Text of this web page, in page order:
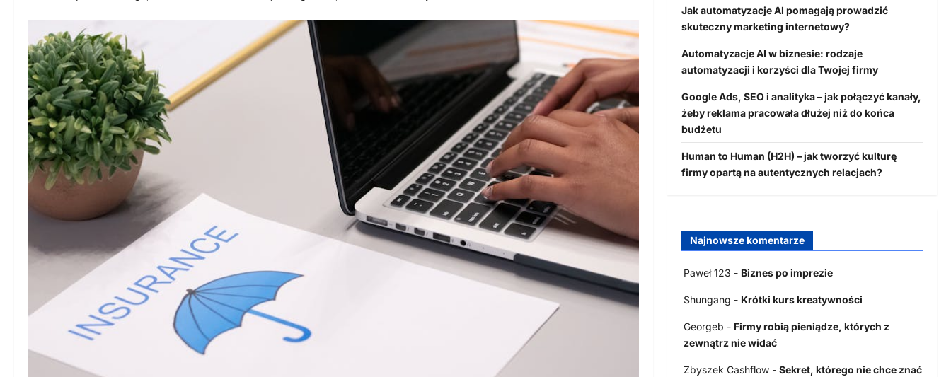
Jak automatyzacje AI pomagają prowadzić
skuteczny marketing internetowy?
Automatyzacje AI w biznesie: rodzaje
automatyzacji i korzyści dla Twojej firmy
Google Ads, SEO i analityka – jak połączyć kanały,
żeby reklama pracowała dłużej niż do końca
budżetu
Human to Human (H2H) – jak tworzyć kulturę
firmy opartą na autentycznych relacjach?
Najnowsze komentarze
Paweł 123 - Biznes po imprezie
Shungang - Krótki kurs kreatywności
Georgeb - Firmy robią pieniądze, których z
zewnątrz nie widać
Zbyszek Cashflow- Sekret, którego nie chce znać